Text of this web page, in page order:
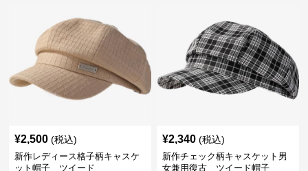
¥2,500 (税込)
新作レディース格子柄キャスケ
ット帽子 ツイード
¥2,340 (税込)
新作チェック柄キャスケット男
女兼用復古 ツイード帽子